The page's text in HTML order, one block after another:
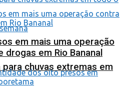
chuvas extremas em
em mais uma operação
em Rio Bananal